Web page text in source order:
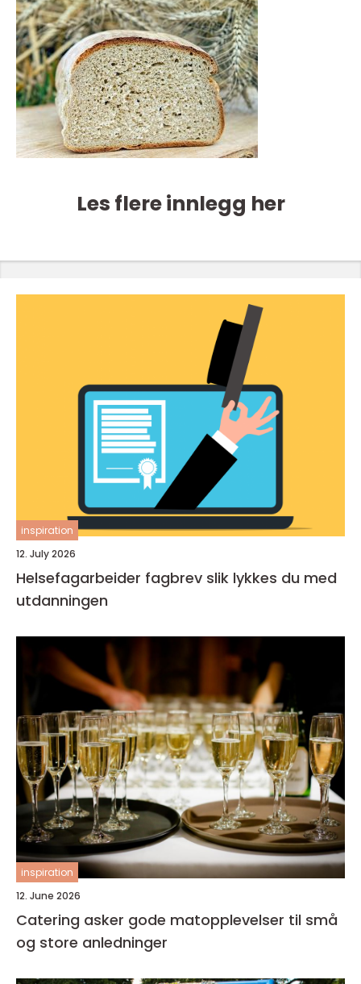
Les flere innlegg her
inspiration
12. July 2026
Helsefagarbeider fagbrev slik lykkes du med
utdanningen
inspiration
12. June 2026
Catering asker gode matopplevelser til små
og store anledninger